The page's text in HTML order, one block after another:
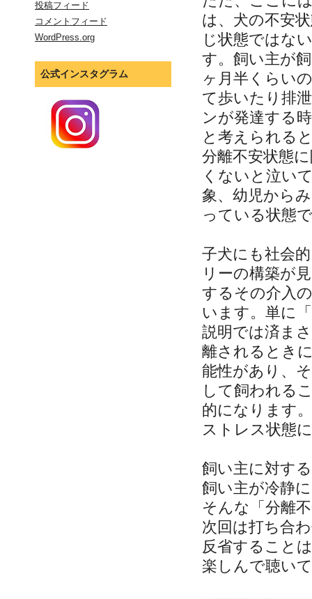
投稿フィード
コメントフィード
WordPress.org
公式インスタグラム
は、犬の不安
じ状態ではな
す。飼い主が
ヶ月半くらい
て歩いたり排
ンが発達する
と考えられる
分離不安状態
くないと泣い
象、幼児から
っている状態
子犬にも社会
リーの構築が
するその介入
います。単に
説明では済ま
離されるとき
能性があり、
して飼われる
的になります
ストレス状態
飼い主に対す
飼い主が冷静
そんな「分離
次回は打ち合
反省すること
楽しんで聴い